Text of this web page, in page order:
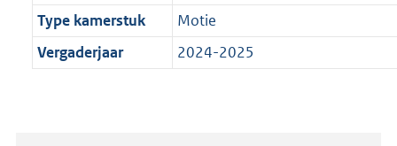
Type kamerstuk
Motie
Vergaderjaar
2024-2025